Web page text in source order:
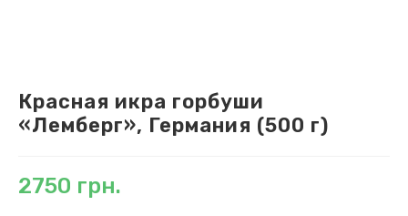
Красная икра горбуши
«Лемберг», Германия (500 г)
2750 грн.